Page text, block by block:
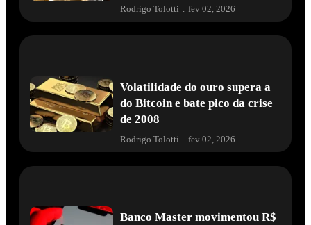
Rodrigo Tolotti fev 02, 2026
Volatilidade do ouro supera a
do Bitcoin e bate pico da crise
de 2008
Rodrigo Tolotti fev 02, 2026
Banco Master movimentou R$